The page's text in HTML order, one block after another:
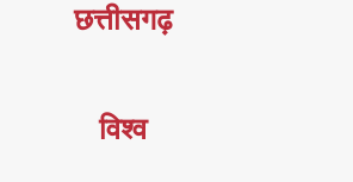
छत्तीसगढ़
विश्व